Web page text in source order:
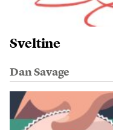
Sveltine
Dan Savage